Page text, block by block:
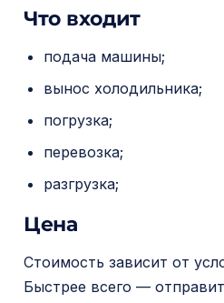
Что входит
подача машины;
вынос холодильника;
погрузка;
перевозка;
разгрузка;
Цена
Стоимость зависит от
Быстрее всего —